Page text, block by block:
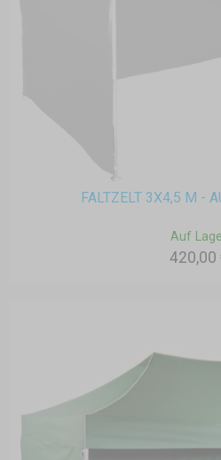
FALTZELT 3X4,5 M -
Auf
420,00